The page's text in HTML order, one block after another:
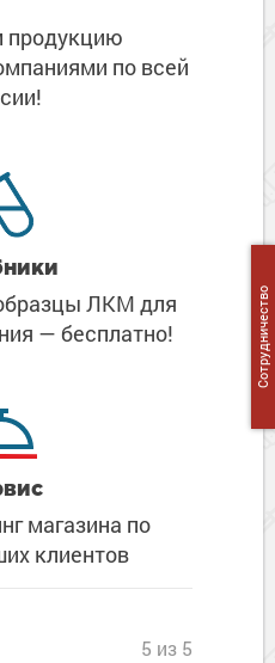
продукцию
по всей
ЛКМ для
— бесплатно!
магазина по
клиентов
5 из 5
Сотрудничество